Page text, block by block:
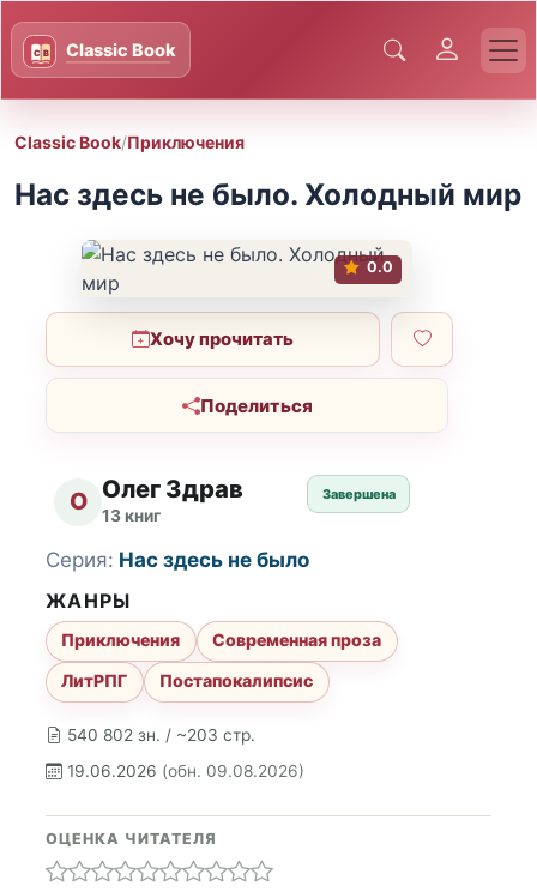
Classic Book/Приключения
Нас здесь не было. Холодный мир
0.0
Хочу прочитать
Поделиться
О Олег Здрав
13 книг
Завершена
540 802 зн. / ~203 стр.
19.06.2026 (обн. 09.08.2026)
Серия: Нас здесь не было
ЖАНРЫ
Приключения
Современная проза
ЛитРПГ
Постапокалипсис
ОЦЕНКА ЧИТАТЕЛЯ